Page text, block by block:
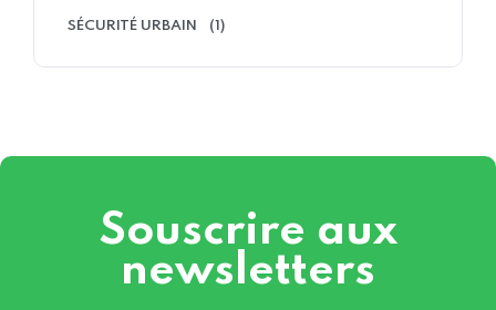
SÉCURITÉ URBAIN (1)
Souscrire aux
newsletters